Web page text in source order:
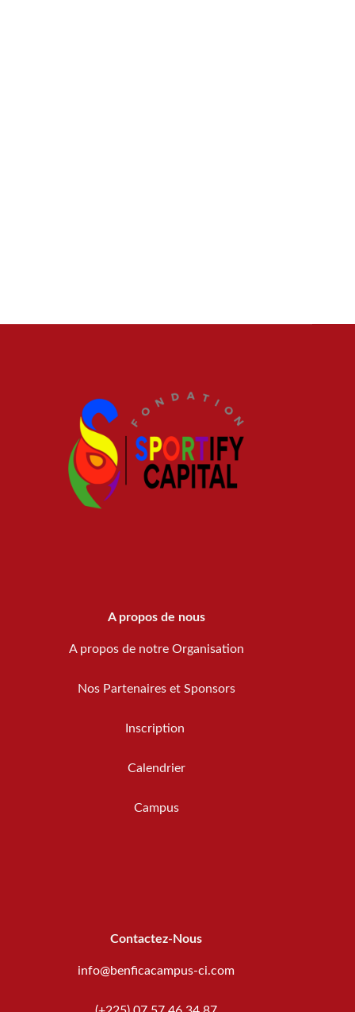
A propos de nous
A propos de notre Organisation
Nos Partenaires et Sponsors
Inscription
Calendrier
Campus
Contactez-Nous
info@benficacampus-ci.com